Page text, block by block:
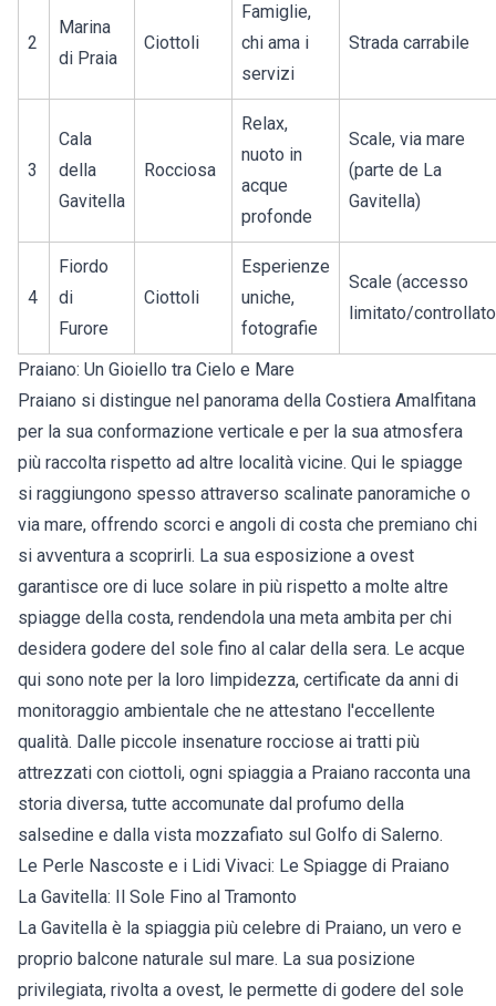
2
Marina
di Praia
Ciottoli
Famiglie,
chi ama i
servizi
Strada carrabile
3
Cala
della
Gavitella
Rocciosa
Relax,
nuoto in
acque
profonde
Scale, via mare
(parte de La
Gavitella)
4
Fiordo
di
Furore
Ciottoli
Esperienze
uniche,
fotografie
Scale (accesso
limitato/
Praiano: Un Gioiello tra Cielo e Mare
Praiano si distingue nel panorama della Costiera Amalfitana
per la sua conformazione verticale e per la sua atmosfera
più raccolta rispetto ad altre località vicine. Qui le spiagge
si raggiungono spesso attraverso scalinate panoramiche o
via mare, offrendo scorci e angoli di costa che premiano chi
si avventura a scoprirli. La sua esposizione a ovest
garantisce ore di luce solare in più rispetto a molte altre
spiagge della costa, rendendola una meta ambita per chi
desidera godere del sole fino al calar della sera. Le acque
qui sono note per la loro limpidezza, certificate da anni di
monitoraggio ambientale che ne attestano l'eccellente
qualità. Dalle piccole insenature rocciose ai tratti più
attrezzati con ciottoli, ogni spiaggia a Praiano racconta una
storia diversa, tutte accomunate dal profumo della
salsedine e dalla vista mozzafiato sul Golfo di Salerno.
Le Perle Nascoste e i Lidi Vivaci: Le Spiagge di Praiano
La Gavitella: Il Sole Fino al Tramonto
La Gavitella è la spiaggia più celebre di Praiano, un vero e
proprio balcone naturale sul mare. La sua posizione
privilegiata, rivolta a ovest, le permette di godere del sole